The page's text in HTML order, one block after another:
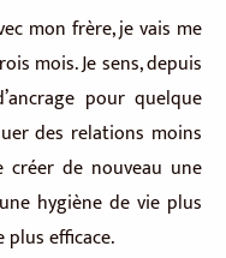
mon frère, je vais me
mois. Je sens, depuis
pour quelque
des relations moins
créer de nouveau une
hygiène de vie plus
efficace.